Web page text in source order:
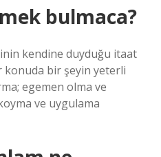
bulmaca?
kendine duyduğu itaat
bir şeyin yeterli
egemen olma ve
ve uygulama